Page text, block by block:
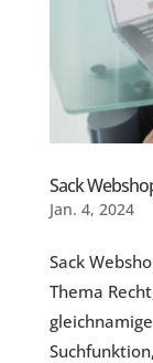
Sack
Jan. 4, 2024
Sack
Thema